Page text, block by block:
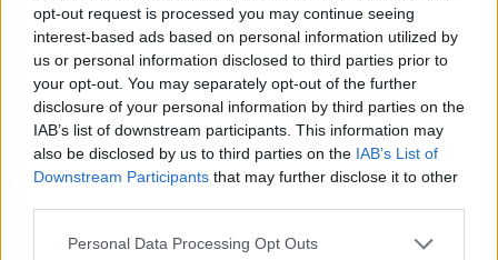
opt-out request is processed you may continue seeing
interest-based ads based on personal information utilized by
us or personal information disclosed to third parties prior to
your opt-out. You may separately opt-out of the further
disclosure of your personal information by third parties on the
IAB’s list of downstream participants. This information may
also be disclosed by us to third parties on the IAB’s List of
Downstream Participants that may further disclose it to other
Please note that this website/app uses one or more Google
Personal Data Processing Opt Outs